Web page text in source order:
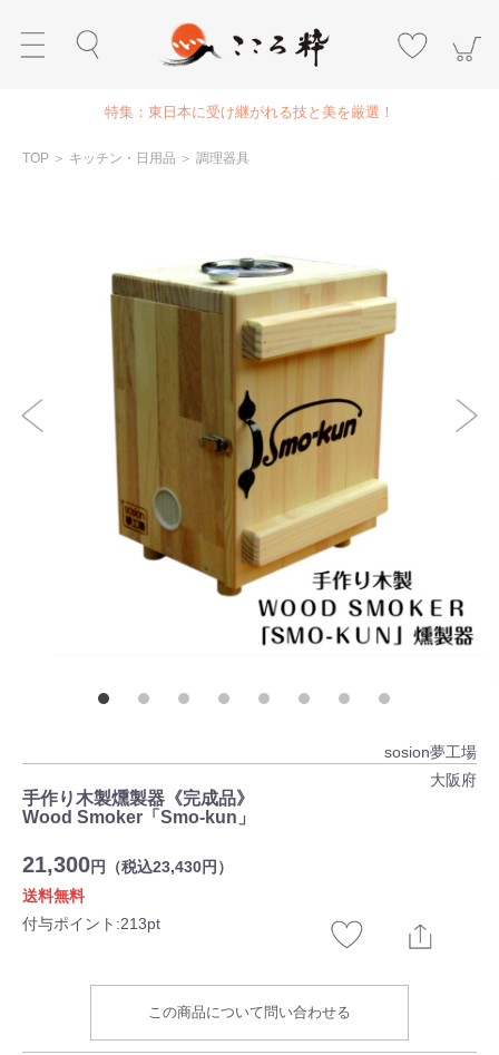
特集：東日本に受け継がれる技と美を厳選！
TOP ＞ キッチン・日用品 ＞ 調理器具
sosion夢工場
大阪府
手作り木製燻製器《完成品》
Wood Smoker「Smo-kun」
21,300円（税込23,430円）
送料無料
付与ポイント:213pt
この商品について問い合わせる